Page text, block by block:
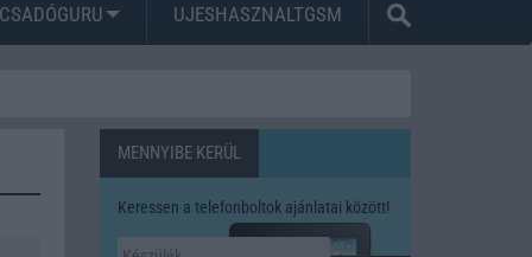
UJESHASZNALTGSM
MENNYIBE KERÜL
Keressen a telefonboltok ajánlatai között!